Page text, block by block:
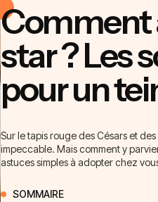
Comment
star ? Les
pour un
Sur le tapis rouge des Césars et
impeccable. Mais comment y
astuces simples à adopter chez
SOMMAIRE